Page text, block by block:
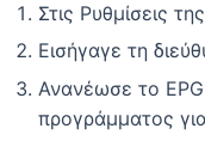
Στις Ρυθμίσεις
Εισήγαγε τη
Ανανέωσε το
προγράμματος